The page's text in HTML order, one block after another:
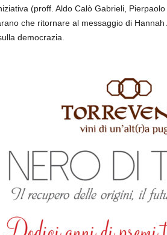
(proff. Aldo Calò Gabrieli,
che ritornare al messaggio di
democrazia.